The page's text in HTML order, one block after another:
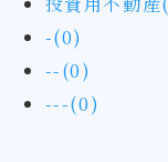
-(0)
--(0)
---(0)